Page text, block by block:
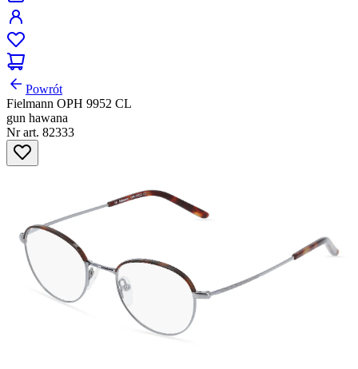
Powrót
Fielmann OPH 9952 CL
gun hawana
Nr art. 82333